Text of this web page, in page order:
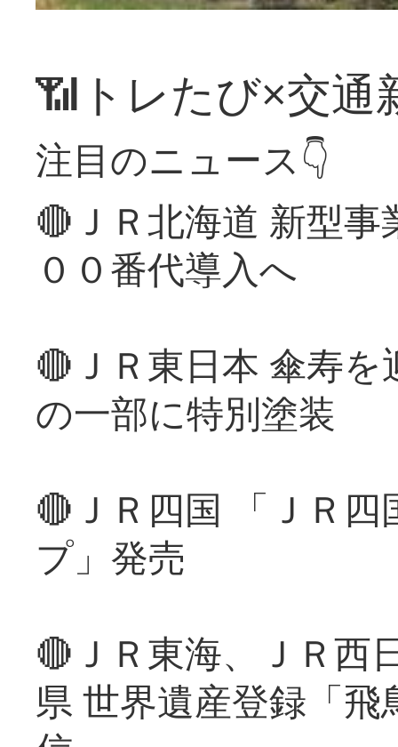
📶トレたび×交通
注目のニュース👇
🔴ＪＲ北海道 新型
００番代導入へ
🔴ＪＲ東日本 傘寿
の一部に特別塗装
🔴ＪＲ四国 「ＪＲ
プ」発売
🔴ＪＲ東海、ＪＲ西
県 世界遺産登録「